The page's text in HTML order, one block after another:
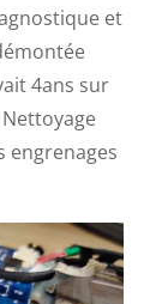
et
4ans sur
Nettoyage
engrenages